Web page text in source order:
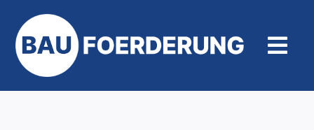
Inhalt
springen